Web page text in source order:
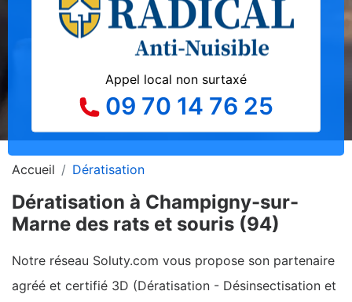
Appel local non surtaxé
09 70 14 76 25
Accueil Dératisation
Dératisation à Champigny-sur-
Marne des rats et souris (94)
Notre réseau Soluty.com vous propose son partenaire
agréé et certifié 3D (Dératisation - Désinsectisation et